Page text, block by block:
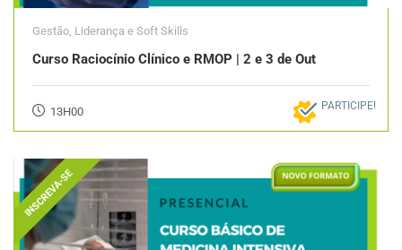
Gestão, Liderança e Soft Skills
Curso Raciocínio Clínico e RMOP | 2 e 3 de Out
13H00 PARTICIPE!
INSCREVA-SE